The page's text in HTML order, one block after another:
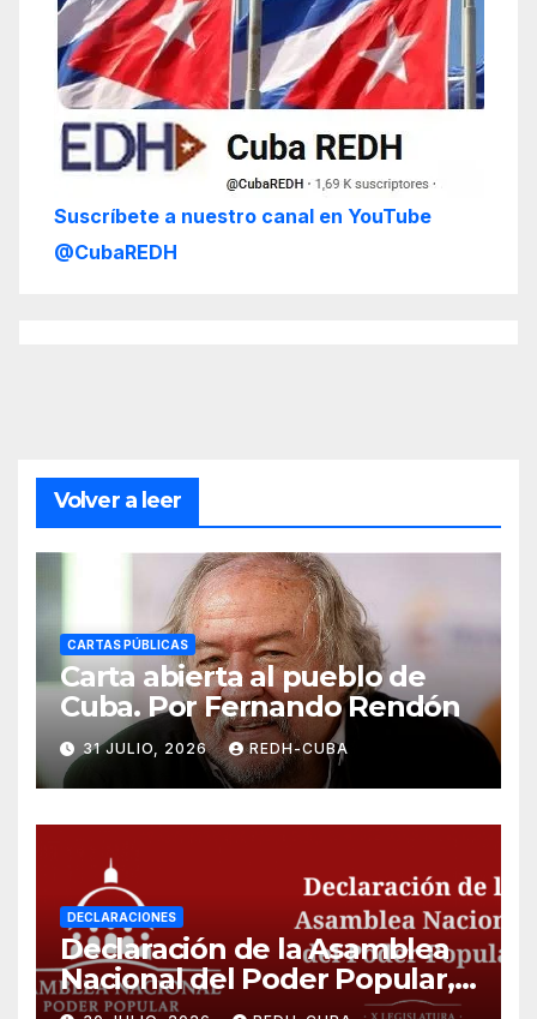
Suscríbete a nuestro canal en YouTube
@CubaREDH
Volver a leer
CARTAS PÚBLICAS
Carta abierta al pueblo de
Cuba. Por Fernando Rendón
31 JULIO, 2026 REDH-CUBA
DECLARACIONES
Declaración de la Asamblea
Nacional del Poder Popular,
¡Cesen el cerco energético y